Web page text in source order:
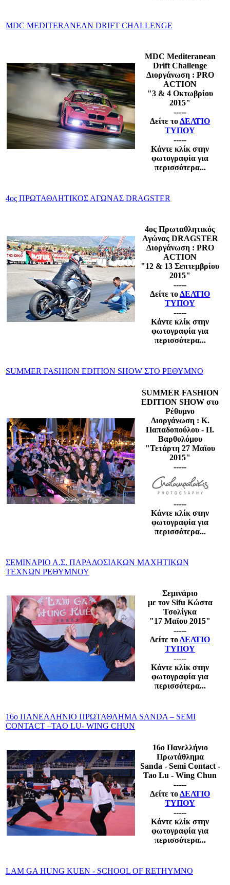
MDC MEDITERANEAN DRIFT CHALLENGE
MDC Mediteranean
Drift Challenge
Διοργάνωση : PRO
ACTION
"3 & 4 Οκτωβρίου
2015"
-----
Δείτε τοΔΕΛΤΙΟ
ΤΥΠΟΥ
-----
Κάντε κλίκ στην
φωτογραφία για
περισσότερα...
4ος ΠΡΩΤΑΘΛΗΤΙΚΟΣ ΑΓΩΝΑΣ DRAGSTER
4ος Πρωταθλητικός
Αγώνας DRAGSTER
Διοργάνωση : PRO
ACTION
"12 & 13 Σεπτεμβρίου
2015"
-----
Δείτε τοΔΕΛΤΙΟ
ΤΥΠΟΥ
-----
Κάντε κλίκ στην
φωτογραφία για
περισσότερα...
SUMMER FASHION EDITION SHOW ΣΤΟ ΡΕΘΥΜΝΟ
SUMMER FASHION
EDITION SHOW στο
Ρέθυμνο
Διοργάνωση : Κ.
Παπαδοπούλου - Π.
Βαρθολόμου
"Τετάρτη 27 Μαϊου
2015"
-----
-----
Κάντε κλίκ στην
φωτογραφία για
περισσότερα...
ΣΕΜΙΝΑΡΙΟ Α.Σ. ΠΑΡΑΔΟΣΙΑΚΩΝ ΜΑΧΗΤΙΚΩΝ
ΤΕΧΝΩΝ ΡΕΘΥΜΝΟΥ
Σεμινάριο
με τον Sifu Κώστα
Τσολίγκα
"17 Μαϊου 2015"
-----
Δείτε τοΔΕΛΤΙΟ
ΤΥΠΟΥ
-----
Κάντε κλίκ στην
φωτογραφία για
περισσότερα...
16ο ΠΑΝΕΛΛΗΝΙΟ ΠΡΩΤΑΘΛΗΜΑ SANDA – SEMI
CONTACT –TAO LU- WING CHUN
16ο Πανελλήνιο
Πρωτάθλημα
Sanda - Semi Contact -
Tao Lu - Wing Chun
-----
Δείτε τοΔΕΛΤΙΟ
ΤΥΠΟΥ
-----
Κάντε κλίκ στην
φωτογραφία για
περισσότερα...
LAM GA HUNG KUEN - SCHOOL OF RETHYMNO